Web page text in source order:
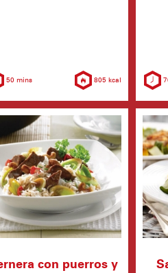
50 mins 805 kcal
con puerros y